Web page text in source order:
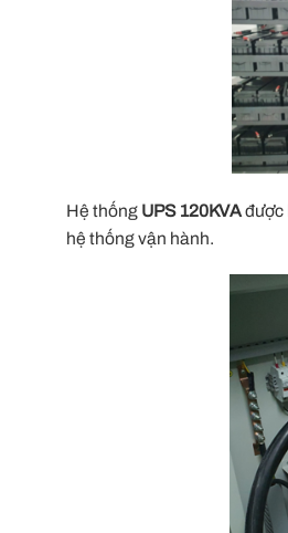
Hệ thống UPS 120KVAđược
hệ thống vận hành.